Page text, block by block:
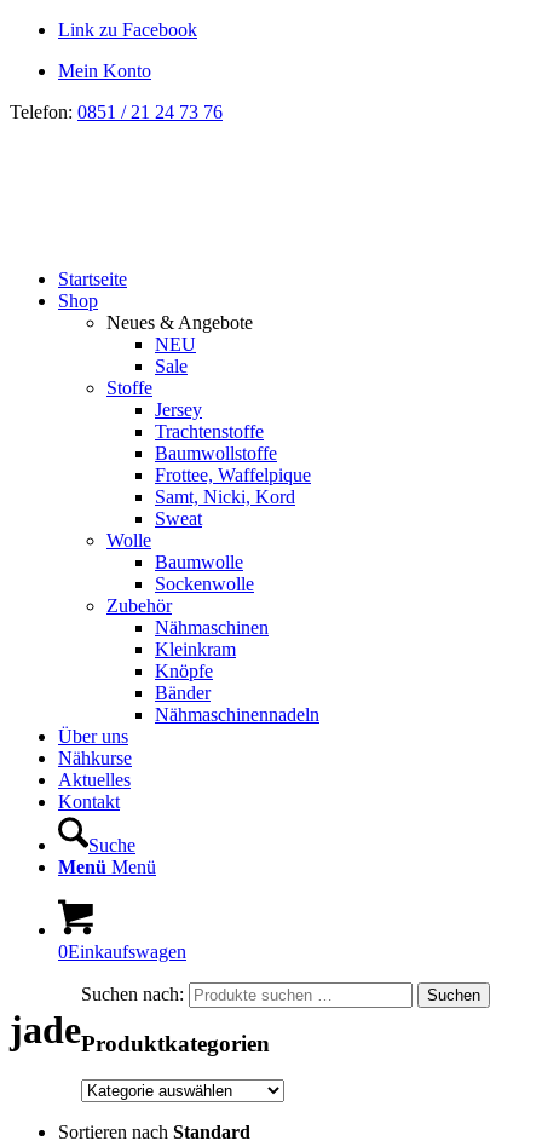
Link zu Facebook
Mein Konto
Telefon: 0851 / 21 24 73 76
Startseite
Shop
Neues & Angebote
NEU
Sale
Stoffe
Jersey
Trachtenstoffe
Baumwollstoffe
Frottee, Waffelpique
Samt, Nicki, Kord
Sweat
Wolle
Baumwolle
Sockenwolle
Zubehör
Nähmaschinen
Kleinkram
Knöpfe
Bänder
Nähmaschinennadeln
Über uns
Nähkurse
Aktuelles
Kontakt
Suche
Menü Menü
0Einkaufswagen
jade
Sortieren nach Standard
Suchen nach: Suchen
Produktkategorien